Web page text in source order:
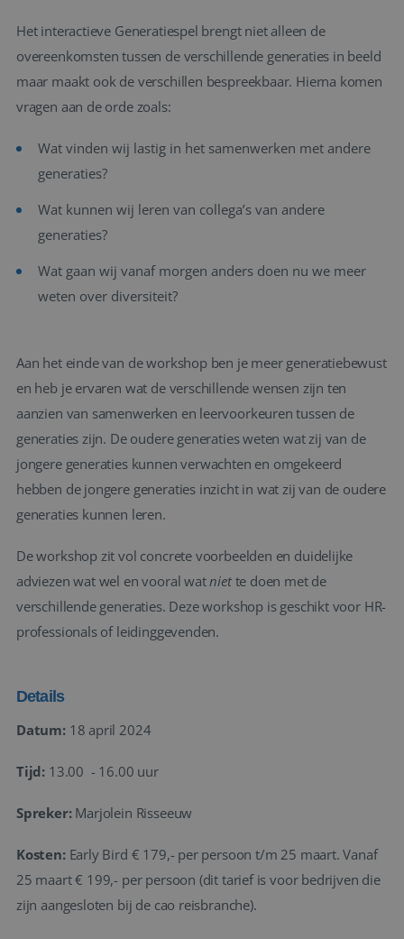
Het interactieve Generatiespel brengt niet alleen de
overeenkomsten tussen de verschillende generaties in beeld
maar maakt ook de verschillen bespreekbaar. Hierna komen
vragen aan de orde zoals:
Wat vinden wij lastig in het samenwerken met andere
generaties?
Wat kunnen wij leren van collega’s van andere
generaties?
Wat gaan wij vanaf morgen anders doen nu we meer
weten over diversiteit?
Aan het einde van de workshop ben je meer generatiebewust
en heb je ervaren wat de verschillende wensen zijn ten
aanzien van samenwerken en leervoorkeuren tussen de
generaties zijn. De oudere generaties weten wat zij van de
jongere generaties kunnen verwachten en omgekeerd
hebben de jongere generaties inzicht in wat zij van de oudere
generaties kunnen leren.
De workshop zit vol concrete voorbeelden en duidelijke
adviezen wat wel en vooral watniette doen met de
verschillende generaties. Deze workshop is geschikt voor HR-
professionals of leidinggevenden.
Details
Datum:18 april 2024
Tijd: 13.00 - 16.00 uur
Spreker:Marjolein Risseeuw
Kosten:Early Bird € 179,- per persoon t/m 25 maart. Vanaf
25 maart € 199,- per persoon (dit tarief is voor bedrijven die
zijn aangesloten bij de cao reisbranche).